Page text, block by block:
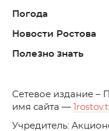
Погода
Новости Ростова
Полезно знать
Cетевое издание –
имя сайта —
Учредитель: